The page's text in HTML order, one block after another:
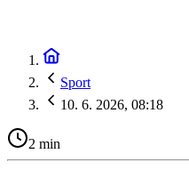
Sport
10. 6. 2026, 08:18
2 min